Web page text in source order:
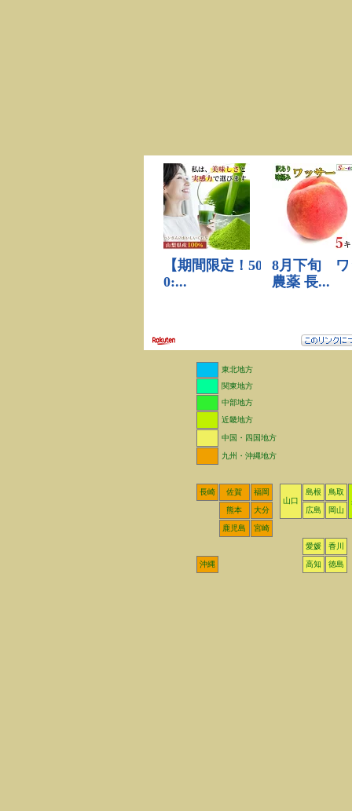
東北地方
関東地方
中部地方
近畿地方
中国・四国地方
九州・沖縄地方
長崎 佐賀
福岡
山口
島根
鳥取
熊本
大分 広島 岡山
鹿児島 宮崎
愛媛 香川
沖縄 高知 徳島